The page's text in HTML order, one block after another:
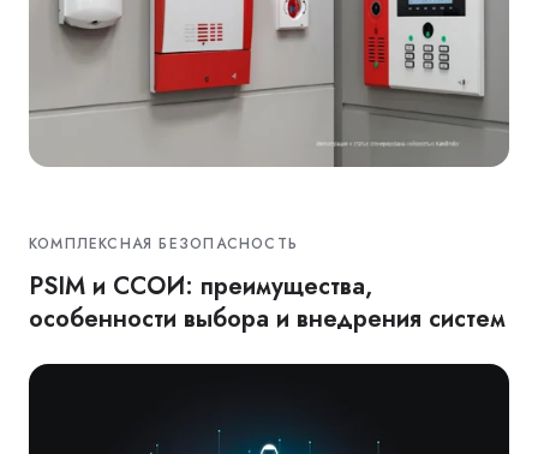
КОМПЛЕКСНАЯ БЕЗОПАСНОСТЬ
PSIM и ССОИ: преимущества,
особенности выбора и внедрения систем